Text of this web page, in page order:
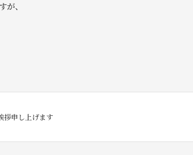
、
拶申し上げます